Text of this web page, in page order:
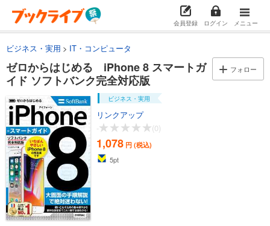
会員登録 ログイン メニュー
ビジネス・実用 IT・コンピュータ
ゼロからはじめる iPhone 8 スマートガ
イド ソフトバンク完全対応版
フォロー
ビジネス・実用
リンクアップ
-
(0)
1,078 円 (税込)
5pt